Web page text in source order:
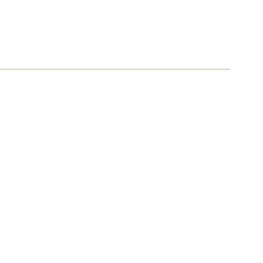
oder direkt zur Karussellnavigation wechseln.